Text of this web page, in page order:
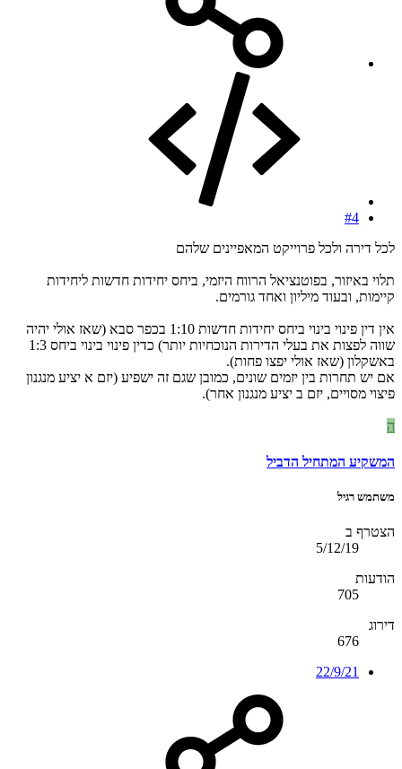
#4
לכל דירה ולכל פרוייקט המאפיינים שלהם
תלוי באיזור, בפוטנציאל הרווח היזמי, ביחס יחידות חדשות ליחידות
קיימות, ובעוד מיליון ואחד גורמים.
אין דין פינוי בינוי ביחס יחידות חדשות 1:10 בכפר סבא (שאז אולי יהיה
שווה לפצות את בעלי הדירות הנוכחיות יותר) כדין פינוי בינוי ביחס 1:3
באשקלון (שאז אולי יפצו פחות).
אם יש תחרות בין יזמים שונים, כמובן שגם זה ישפיע (יזם א יציע מנגנון
פיצוי מסויים, יזם ב יציע מנגנון אחר).
ה
המשקיע המתחיל הדביל
משתמש רגיל
הצטרף ב
5/12/19
הודעות
705
דירוג
676
22/9/21